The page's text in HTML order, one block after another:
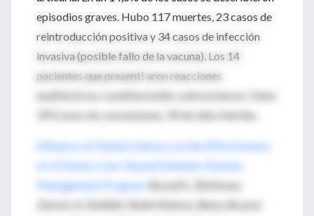
episodios graves. Hubo 117 muertes, 23 casos de
reintroducción positiva y 34 casos de infección
invasiva (posible fallo de la vacuna). Los 14
pacientes que present! aron reacciones
anafilácticas o anafilactoides sobrevivieron. Hubo
393 casos de convulsiones, 94 de ellas febriles.
Influence of Patient Literacy on the Effectiveness
of a Primary Care–Based Diabetes Disease
Management Program
Russell L. Rothman;
Darren A. DeWalt; Robb Malone; Betsy Bryant;